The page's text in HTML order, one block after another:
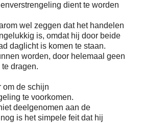
dient te worden
wel zeggen dat het handelen
is, omdat hij door beide
daglicht is komen te staan.
worden, door helemaal geen
dragen.
om de schijn
te voorkomen.
deelgenomen aan de
is het simpele feit dat hij